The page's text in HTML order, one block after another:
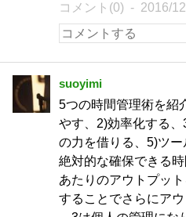
コメント(0) 2016/
suoyimi
5つの時間管理術を紹
やす、2)効率化する
の力を借りる、5)ツ
絶対的な確保できる
あたりのアウトプッ
することでさらにア